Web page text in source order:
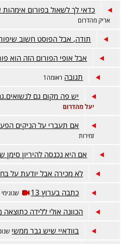
כדאי לך לשאול בפורום אימהות
אריק מהדרום
תודה, אבל הפוסט חשוב
אבל אופי הפורום הזה הוא
תגובה ראומה1
יש פה מקום גם
יעל מהדרום
אם תעברי על הניקים
זמירות
אם היא נכנסה להיריון סימן
לא מכירה אבל יודעת על
כתבה בערוץ 13 שנונימי
הכוונה אולי ללידה
בוודאיי שיש גבר ממשי